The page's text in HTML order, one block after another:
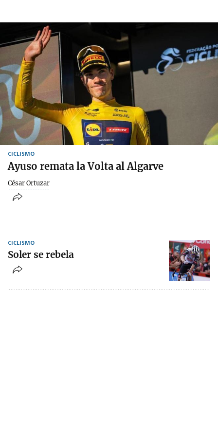
CICLISMO
Ayuso remata la Volta al Algarve
César Ortuzar
CICLISMO
Soler se rebela